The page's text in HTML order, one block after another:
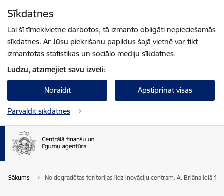
Sīkdatnes
Lai šī tīmekļvietne darbotos, tā izmanto obligāti nepieciešamās
sīkdatnes. Ar Jūsu piekrišanu papildus šajā vietnē var tikt
izmantotas statistikas un sociālo mediju sīkdatnes.
Lūdzu, atzīmējiet savu izvēli:
Noraidīt Apstiprināt visas
Pārvaldīt sīkdatnes
Sākums No degradētas teritorijas līdz inovāciju centram: A. Briāna ielā 13